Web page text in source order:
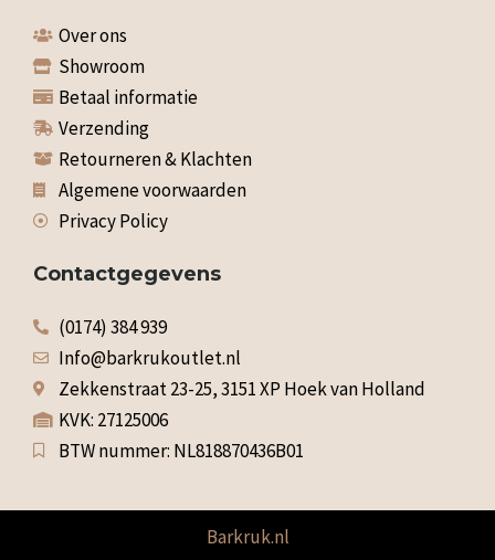
Over ons
Showroom
Betaal informatie
Verzending
Retourneren & Klachten
Algemene voorwaarden
Privacy Policy
Contactgegevens
(0174) 384 939
Info@barkrukoutlet.nl
Zekkenstraat 23-25, 3151 XP Hoek van Holland
KVK: 27125006
BTW nummer: NL818870436B01
Barkruk.nl